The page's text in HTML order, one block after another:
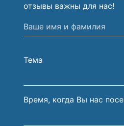
отзывы важны для нас!
Ваше
имя
фамилия
Тема
Время, когда Вы нас